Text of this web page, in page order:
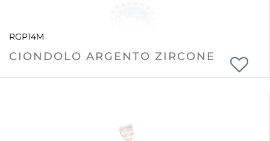
RGP14M
CIONDOLO ARGENTO ZIRCONE